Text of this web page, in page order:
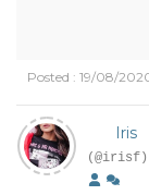
Posted : 19/08/
Iris
(@irisf)